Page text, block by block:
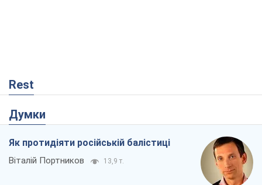
Rest
Думки
Як протидіяти російській балістиці
Віталій Портников 13,9 т.